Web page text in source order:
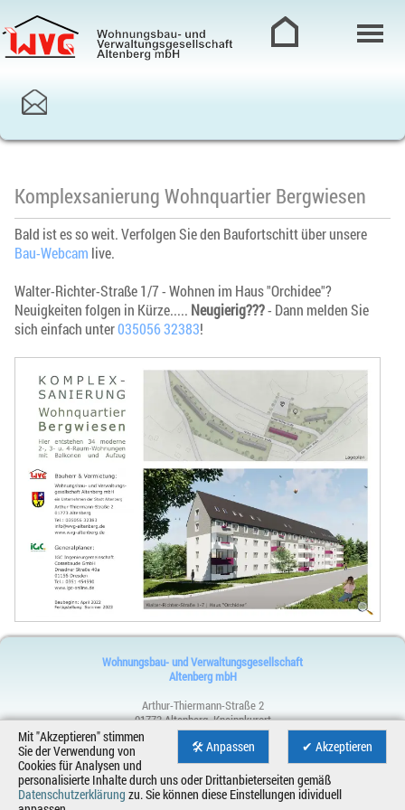
Komplexsanierung Wohnquartier Bergwiesen
Bald ist es so weit. Verfolgen Sie den Baufortschitt über unsere
Bau-Webcam live.
Walter-Richter-Straße 1/7 - Wohnen im Haus "Orchidee"?
Neuigkeiten folgen in Kürze..... Neugierig???- Dann melden Sie
sich einfach unter035056 32383!
Wohnungsbau- und Verwaltungsgesellschaft
Altenberg mbH
Arthur-Thiermann-Straße 2
01773 Altenberg, Kneippkurort
Telefon:035056 32383
Osterzgebirge - Sachsen - Deutschland
Impressum, Datenschutz
✔ Akzeptieren
🛠 Anpassen
Mit "Akzeptieren" stimmen
Sie der Verwendung von
Cookies für Analysen und
personalisierte Inhalte durch uns oder Drittanbieterseiten gemäß
Datenschutzerklärung zu. Sie können diese Einstellungen idividuell